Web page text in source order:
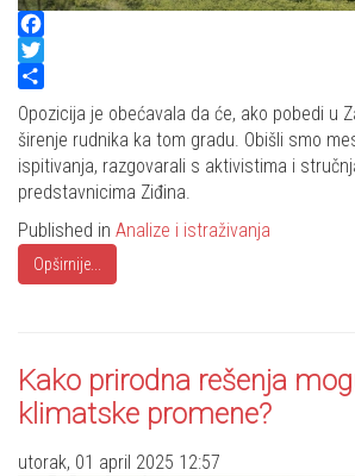
Facebook
Twitter
Share
Opozicija je obećavala da će, ako pobedi u
širenje rudnika ka tom gradu. Obišli smo
ispitivanja, razgovarali s aktivistima i
predstavnicima Ziđina.
Published in Analize i istraživanja
Opširnije...
Kako prirodna rešenja
klimatske promene?
utorak, 01 april 2025 12:57